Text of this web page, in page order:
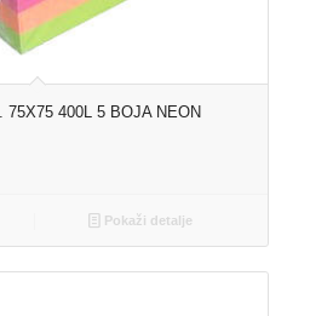
75X75 400L 5 BOJA NEON
Pokaži detalje